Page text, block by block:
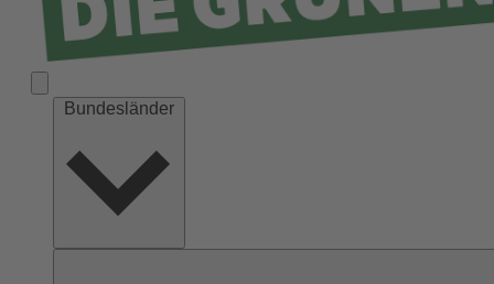
Bundesländer